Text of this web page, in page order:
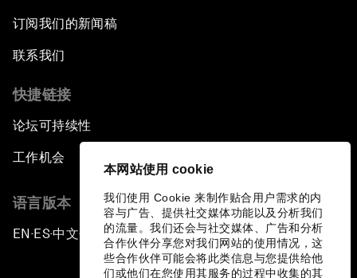
本网站使用 cookie
我们使用 Cookie 来制作贴合用户需求的内
容与广告、提供社交媒体功能以及分析我们
的流量。我们还会与社交媒体、广告和分析
合作伙伴分享您对我们网站的使用情况，这
些合作伙伴可能会将此类信息与您提供给他
们或他们在您使用其服务的过程中收集的其
订阅我们的新闻稿
联系我们
快捷链接
论坛可持续性
工作机会
语言版本
EN ▪ES▪中文▪ 日本語